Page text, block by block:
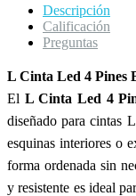
Descripción
Calificación
Preguntas
L Cinta Led 4 Pines
El L Cinta Led 4
diseñado para cintas
esquinas interiores o
forma ordenada sin
y resistente es ideal